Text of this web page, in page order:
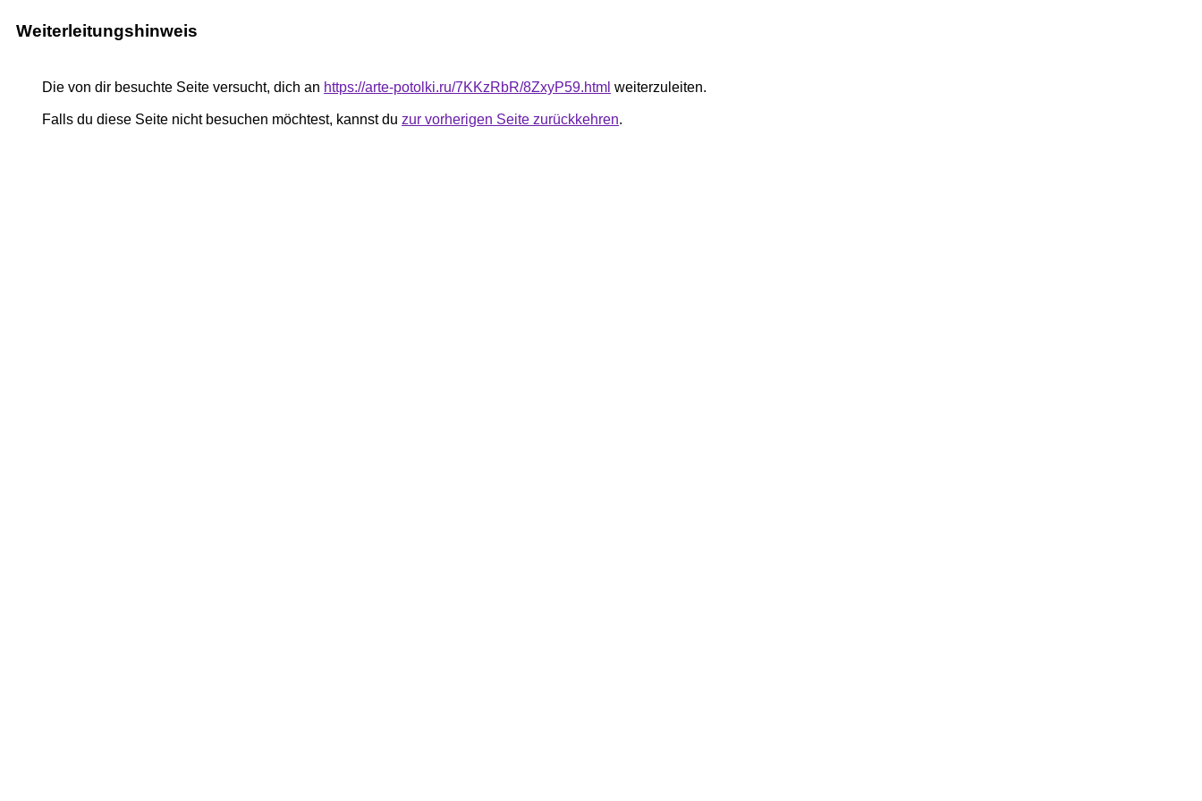
Weiterleitungshinweis
Die von dir besuchte Seite versucht, dich an https://arte-potolki.ru/7KKzRbR/8ZxyP59.html weiterzuleiten.
Falls du diese Seite nicht besuchen möchtest, kannst du zur vorherigen Seite zurückkehren.